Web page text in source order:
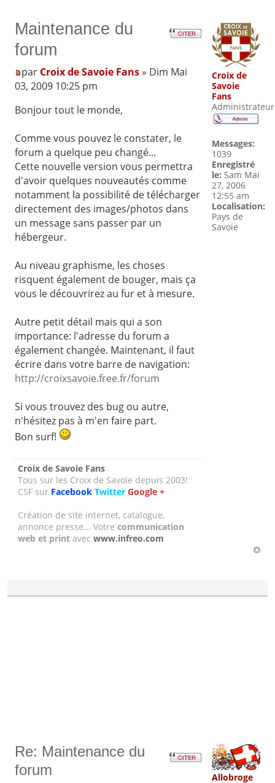
Maintenance du
forum
par Croix de Savoie Fans» Dim Mai
03, 2009 10:25 pm
Bonjour tout le monde,
Comme vous pouvez le constater, le
forum a quelque peu changé...
Cette nouvelle version vous permettra
d'avoir quelques nouveautés comme
notamment la possibilité de télécharger
directement des images/photos dans
un message sans passer par un
hébergeur.
Au niveau graphisme, les choses
risquent également de bouger, mais ça
vous le découvrirez au fur et à mesure.
Autre petit détail mais qui a son
importance: l'adresse du forum a
également changée. Maintenant, il faut
écrire dans votre barre de navigation:
http://croixsavoie.free.fr/forum
Si vous trouvez des bug ou autre,
n'hésitez pas à m'en faire part.
Bon surf!
Croix de Savoie Fans
Tous sur les Croix de Savoie depuis 2003!
CSF sur Facebook Twitter Google +
Création de site internet, catalogue,
annonce presse... Votrecommunication
web et print avecwww.infreo.com
Croix de
Savoie
Fans
Administrateur
Messages:
1039
Enregistré
le: Sam Mai
27, 2006
12:55 am
Localisation:
Pays de
Savoie
Re: Maintenance du
forum
Allobroge